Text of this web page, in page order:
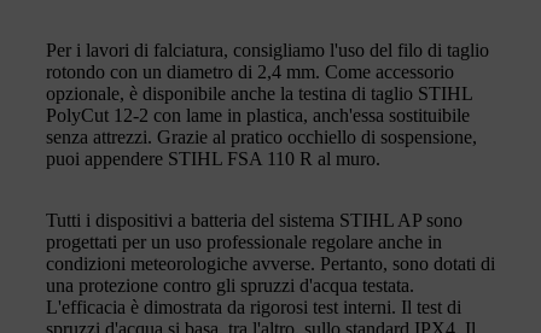
Per i lavori di falciatura, consigliamo l'uso del filo di taglio
rotondo con un diametro di 2,4 mm. Come accessorio
opzionale, è disponibile anche la testina di taglio STIHL
PolyCut 12-2 con lame in plastica, anch'essa sostituibile
senza attrezzi. Grazie al pratico occhiello di sospensione,
puoi appendere STIHL FSA 110 R al muro.
Tutti i dispositivi a batteria del sistema STIHL AP sono
progettati per un uso professionale regolare anche in
condizioni meteorologiche avverse. Pertanto, sono dotati di
una protezione contro gli spruzzi d'acqua testata.
L'efficacia è dimostrata da rigorosi test interni. Il test di
spruzzi d'acqua si basa, tra l'altro, sullo standard IPX4. Il